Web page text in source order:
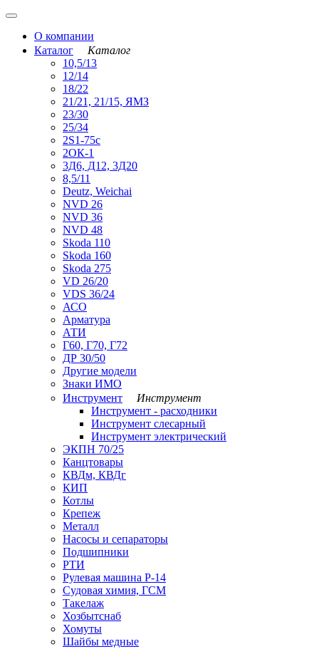
О компании
Каталог
Каталог
10,5/13
12/14
18/22
21/21, 21/15, ЯМЗ
23/30
25/34
2S1-75с
2ОК-1
3Д6, Д12, 3Д20
8,5/11
Deutz, Weichai
NVD 26
NVD 36
NVD 48
Skoda 110
Skoda 160
Skoda 275
VD 26/20
VDS 36/24
АСО
Арматура
АТИ
Г60, Г70, Г72
ДР 30/50
Другие модели
Знаки ИМО
Инструмент
Инструмент
Инструмент - расходники
Инструмент слесарный
Инструмент электрический
ЭКПН 70/25
Канцтовары
КВДм, КВДг
КИП
Котлы
Крепеж
Металл
Насосы и сепараторы
Подшипники
РТИ
Рулевая машина Р-14
Судовая химия, ГСМ
Такелаж
Хозбытснаб
Хомуты
Шайбы медные